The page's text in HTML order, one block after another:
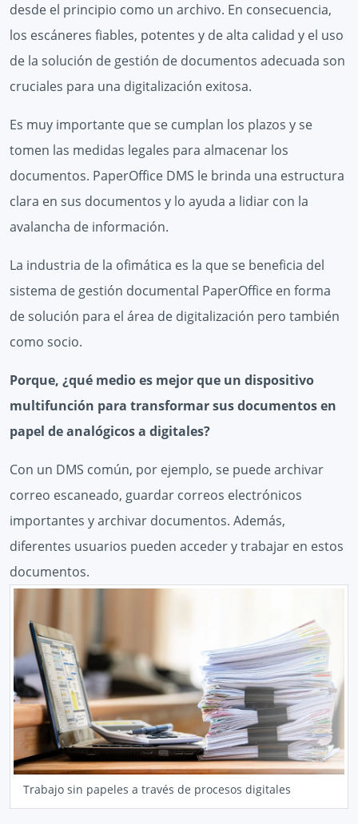
desde el principio como un archivo. En consecuencia,
los escáneres fiables, potentes y de alta calidad y el uso
de la solución de gestión de documentos adecuada son
cruciales para una digitalización exitosa.
Es muy importante que se cumplan los plazos y se
tomen las medidas legales para almacenar los
documentos. PaperOffice DMS le brinda una estructura
clara en sus documentos y lo ayuda a lidiar con la
avalancha de información.
La industria de la ofimática es la que se beneficia del
sistema de gestión documental PaperOffice en forma
de solución para el área de digitalización pero también
como socio.
Porque, ¿qué medio es mejor que un dispositivo
multifunción para transformar sus documentos en
papel de analógicos a digitales?
Con un DMS común, por ejemplo, se puede archivar
correo escaneado, guardar correos electrónicos
importantes y archivar documentos. Además,
diferentes usuarios pueden acceder y trabajar en estos
documentos.
Trabajo sin papeles a través de procesos digitales